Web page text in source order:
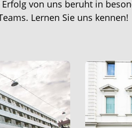
von uns beruht in
Lernen Sie uns kennen!